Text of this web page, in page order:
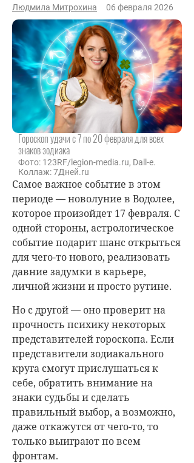
Людмила Митрохина 06 февраля 2026
Гороскоп удачи с 7 по 20 февраля для всех
знаков зодиака
Фото: 123RF/legion-media.ru, Dall-e.
Коллаж: 7Дней.ru
Самое важное событие в этом
периоде — новолуние в Водолее,
которое произойдет 17 февраля. С
одной стороны, астрологическое
событие подарит шанс открыться
для чего-то нового, реализовать
давние задумки в карьере,
личной жизни и просто рутине.
Но с другой — оно проверит на
прочность психику некоторых
представителей гороскопа. Если
представители зодиакального
круга смогут прислушаться к
себе, обратить внимание на
знаки судьбы и сделать
правильный выбор, а возможно,
даже откажутся от чего-то, то
только выиграют по всем
фронтам.